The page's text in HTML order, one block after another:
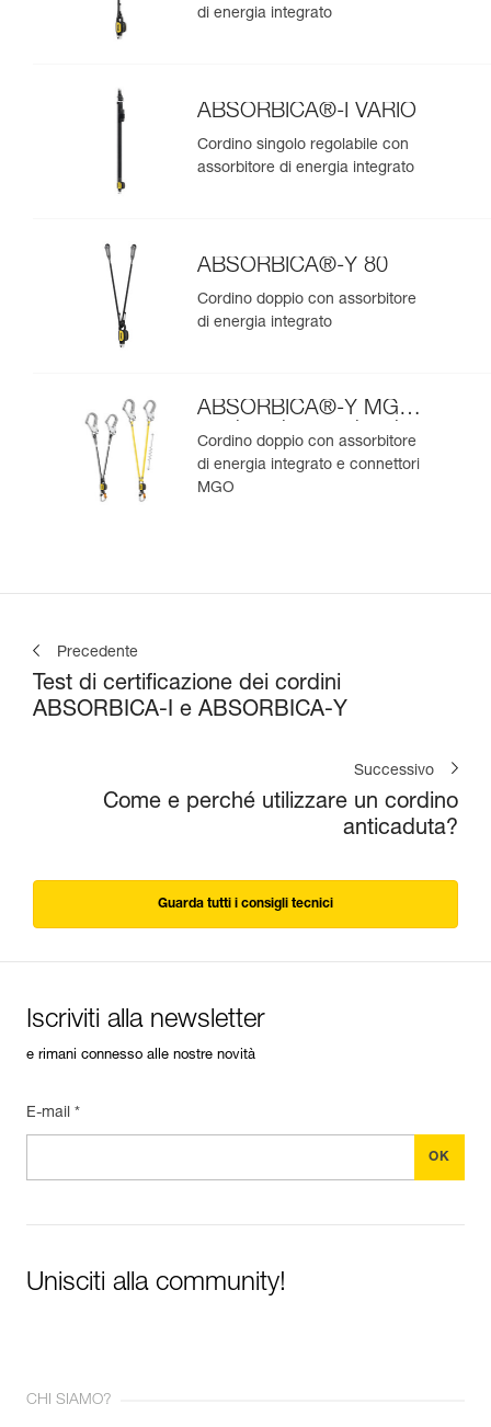
di energia integrato
ABSORBICA®-I VARIO
Cordino singolo regolabile con
assorbitore di energia integrato
ABSORBICA®-Y 80
Cordino doppio con assorbitore
di energia integrato
ABSORBICA®-Y MGO
versione internazionale
Cordino doppio con assorbitore
di energia integrato e connettori
MGO
Precedente
Test di certificazione dei cordini
ABSORBICA-I e ABSORBICA-Y
Successivo
Come e perché utilizzare un cordino
anticaduta?
Guarda tutti i consigli tecnici
Iscriviti alla newsletter
e rimani connesso alle nostre novità
E-mail *
Unisciti alla community!
CHI SIAMO?